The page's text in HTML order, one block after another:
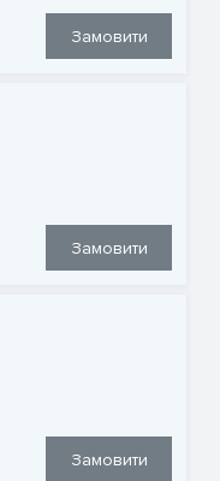
Замовити
Замовити
Замовити